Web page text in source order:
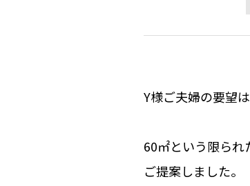
Y様ご夫婦の要望
60㎡という限ら
ご提案しました。